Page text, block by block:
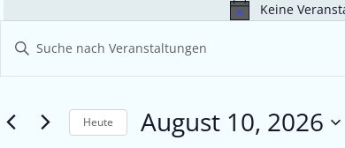
Keine
Veranstaltungen
Suche
Ansichten,
Bitte
Schlüsselwort
eingeben.
nach
Veranstaltungen
Heute August 10, 2026